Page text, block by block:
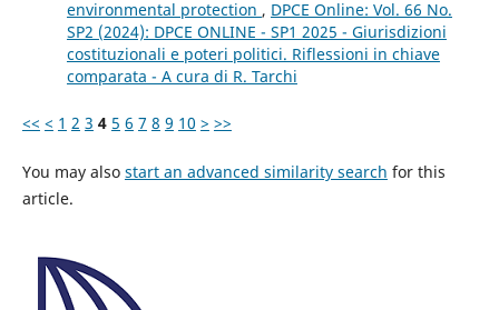
environmental protection , DPCE Online: Vol. 66 No.
SP2 (2024): DPCE ONLINE - SP1 2025 - Giurisdizioni
costituzionali e poteri politici. Riflessioni in chiave
comparata - A cura di R. Tarchi
<< < 1 2 3 4 5 6 7 8 9 10 > >>
You may also start an advanced similarity search for this
article.